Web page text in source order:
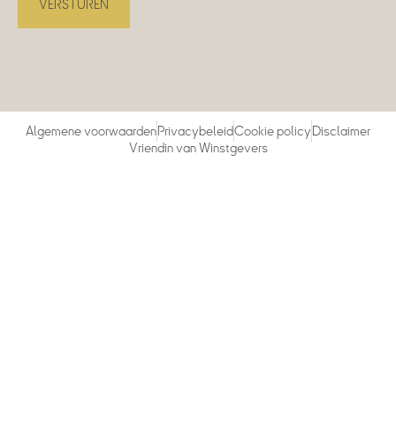
Algemene voorwaardenPrivacybeleidCookie policyDisclaimer
Vriendin van Winstgevers